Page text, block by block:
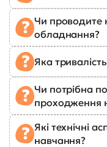
Чи проводите
обладнання?
Яка
Чи потрібна
проходження
Які технічні
навчання?